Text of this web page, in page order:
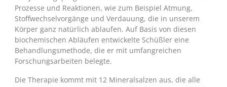
Prozesse und Reaktionen, wie zum Beispiel Atmung,
Stoffwechselvorgänge und Verdauung, die in unserem
Körper ganz natürlich ablaufen. Auf Basis von diesen
biochemischen Abläufen entwickelte Schüßler eine
Behandlungsmethode, die er mit umfangreichen
Forschungsarbeiten belegte.
Die Therapie kommt mit 12 Mineralsalzen aus, die alle